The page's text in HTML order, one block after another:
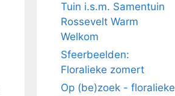
Tuin i.s.m. Samentuin
Rossevelt Warm
Welkom
Sfeerbeelden:
Floralieke zomert
Op (be)zoek - floralieke